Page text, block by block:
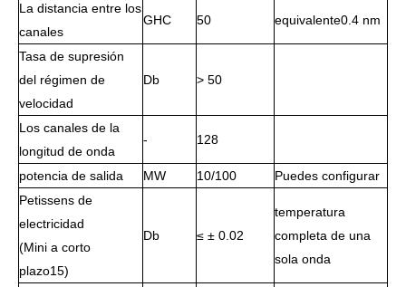
La distancia entre los
canales
GHC 50 equivalente0.4 nm
Tasa de supresión
del régimen de
velocidad
Db > 50
Los canales de la
longitud de onda
- 128
potencia de salida MW 10/100
Puedes configurar
Petissens de
electricidad
(Mini a corto
plazo15)
Db ≤ ± 0.02
temperatura
completa de una
sola onda